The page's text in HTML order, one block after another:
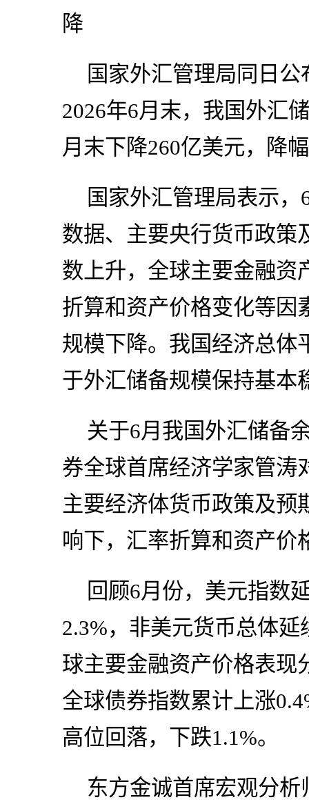
降
国家外汇管理局同日
2026年6月末，我国外汇
月末下降260亿美元，降
国家外汇管理局表示
数据、主要央行货币政策
数上升，全球主要金融资
折算和资产价格变化等因
规模下降。我国经济总体
于外汇储备规模保持基本
关于6月我国外汇储备
券全球首席经济学家管涛
主要经济体货币政策及预
响下，汇率折算和资产价
回顾6月份，美元指数
2.3%，非美元货币总体
球主要金融资产价格表现
全球债券指数累计上涨
高位回落，下跌1.1%。
东方金诚首席宏观分